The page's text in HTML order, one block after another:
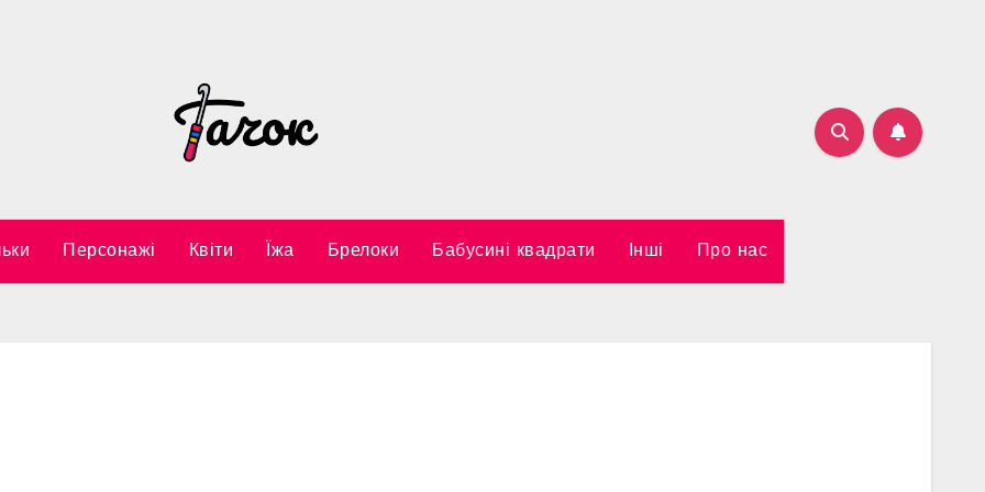
Персонажі Квіти Їжа Брелоки Бабусині квадрати Інші Про нас